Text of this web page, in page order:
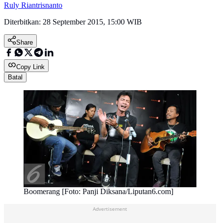
Ruly Riantrisnanto
Diterbitkan: 28 September 2015, 15:00 WIB
Share
Copy Link
Batal
Boomerang [Foto: Panji Diksana/Liputan6.com]
Advertisement